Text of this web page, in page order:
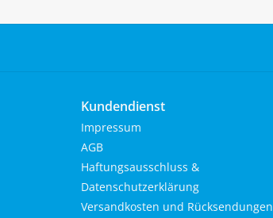
Kundendienst
Impressum
AGB
Haftungsausschluss &
Datenschutzerklärung
Versandkosten und Rücksendungen